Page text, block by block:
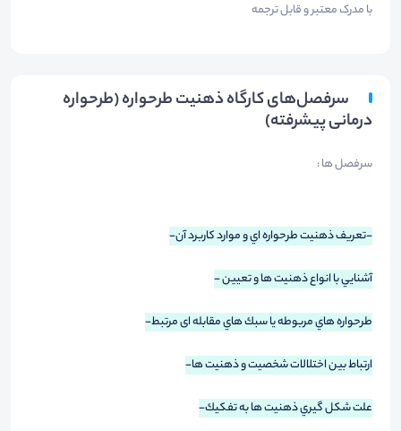
با مدرک معتبر و قابل ترجمه
سرفصل‌های کارگاه ذهنیت طرحواره (طرحواره
درمانی پیشرفته)
سرفصل ها :
-تعريف ذهنيت طرحواره اي و موارد كاربرد آن-
آشنايي با انواع ذهنيت ها و تعيين -
طرحواره هاي مربوطه يا سبك هاي مقابله اى مرتبط-
ارتباط بين اختلالات شخصيت و ذهنيت ها-
علت شكل گيري ذهنيت ها به تفكيك-